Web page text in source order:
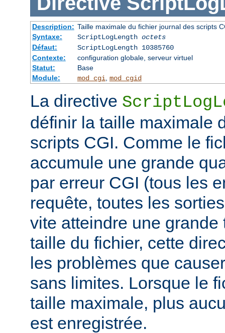
Description: Taille maximale du fichier journal des scripts
Syntaxe:
ScriptLogLength octets
Défaut:
ScriptLogLength 10385760
Contexte:
configuration globale, serveur virtuel
Statut:
Base
Module:
mod_cgi mod_cgid
La directive
définir la taille maximale
scripts CGI. Comme le
accumule une grande
par erreur CGI (tous les
requête, toutes les
vite atteindre une
taille du fichier, cette
les problèmes que
sans limites. Lorsque le
taille maximale, plus
est enregistrée.